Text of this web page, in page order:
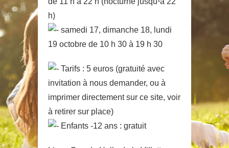
h)
samedi 17, dimanche 18, lundi
19 octobre de 10 h 30 à 19 h 30
Tarifs : 5 euros (gratuité avec
invitation à nous demander, ou à
imprimer directement sur ce site, voir
à retirer sur place)
Enfants -12 ans : gratuit